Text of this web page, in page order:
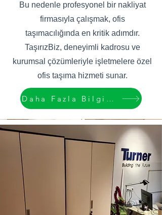
Bu nedenle profesyonel bir nakliyat
firmasıyla çalışmak, ofis
taşımacılığında en kritik adımdır.
TaşırızBiz, deneyimli kadrosu ve
kurumsal çözümleriyle işletmelere özel
ofis taşıma hizmeti sunar.
Daha Fazla Bilgi Edin